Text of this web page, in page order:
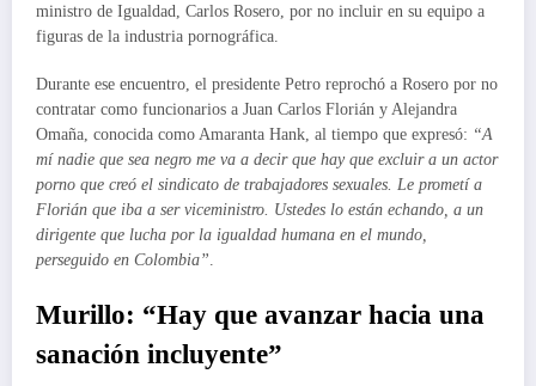
ministro de Igualdad, Carlos Rosero, por no incluir en su equipo a
figuras de la industria pornográfica.
Durante ese encuentro, el presidente Petro reprochó a Rosero por no
contratar como funcionarios a Juan Carlos Florián y Alejandra
Omaña, conocida como Amaranta Hank, al tiempo que expresó: “A
mí nadie que sea negro me va a decir que hay que excluir a un actor
porno que creó el sindicato de trabajadores sexuales. Le prometí a
Florián que iba a ser viceministro. Ustedes lo están echando, a un
dirigente que lucha por la igualdad humana en el mundo,
perseguido en Colombia”.
Murillo: “Hay que avanzar hacia una
sanación incluyente”